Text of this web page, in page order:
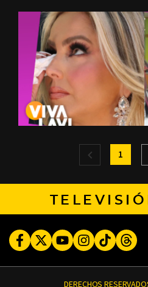
1
FacebookTwitterYoutubeInstagram
TikTok
DERECHOS